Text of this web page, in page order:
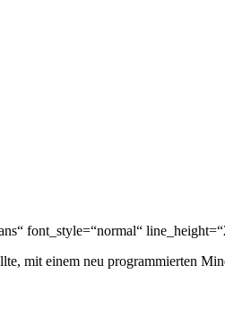
font_style=“normal“
mit einem neu programmierten